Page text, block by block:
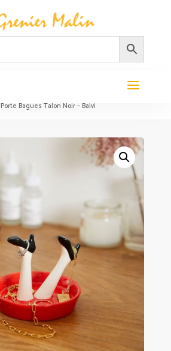
Porte Bagues Talon Noir – Balvi